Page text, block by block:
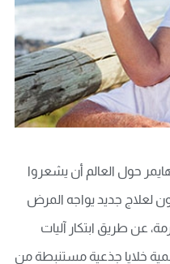
بألزهايمر حول العالم أن يشعروا
لعلاج جديد يواجه المرض
عن طريق ابتكار آليات
خلايا جذعية مستنبطة من